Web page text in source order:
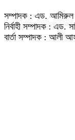
সম্পাদক : এড.
নির্বাহী সম্পাদক : এড.
বার্তা সম্পাদক : আলী